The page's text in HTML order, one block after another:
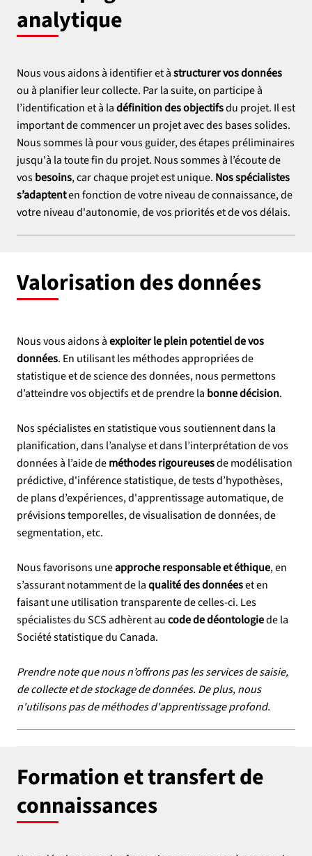
analytique
Nous vous aidons à identifier et àstructurer vos données
ou à planifier leur collecte. Par la suite, on participe à
l’identification et à ladéfinition des objectifsdu projet. Il est
important de commencer un projet avec des bases solides.
Nous sommes là pour vous guider, des étapes préliminaires
jusqu'à la toute fin du projet. Nous sommes à l’écoute de
vosbesoins, car chaque projet est unique. Nos spécialistes
s’adaptenten fonction de votre niveau de connaissance, de
votre niveau d'autonomie, de vos priorités et de vos délais.
Valorisation des données
Nous vous aidons àexploiter le plein potentiel de vos
données. En utilisant les méthodes appropriées de
statistique et de science des données, nous permettons
d’atteindre vos objectifs et de prendre la bonne décision.
Nos spécialistes en statistique vous soutiennent dans la
planification, dans l’analyse et dans l’interprétation de vos
données à l’aide deméthodes rigoureusesde modélisation
prédictive, d'inférence statistique, de tests d’hypothèses,
de plans d’expériences, d'apprentissage automatique, de
prévisions temporelles, de visualisation de données, de
segmentation, etc.
Nous favorisons uneapproche responsable et éthique, en
s’assurant notamment de laqualité des donnéeset en
faisant une utilisation transparente de celles-ci. Les
spécialistes du SCS adhèrent aucode de déontologiede la
Société statistique du Canada.
Prendre note que nous n’offrons pas les services de saisie,
de collecte et de stockage de données. De plus, nous
n'utilisons pas de méthodes d'apprentissage profond.
Formation et transfert de
connaissances